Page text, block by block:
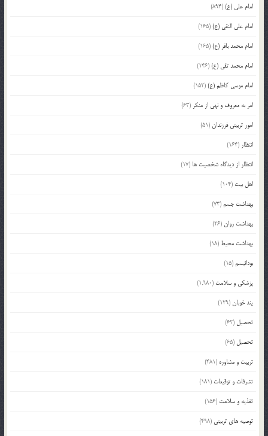
امام علی (ع)(894)
امام علی النقی (ع)(165)
امام محمد باقر (ع)(165)
امام محمد تقی (ع)(146)
امام موسی کاظم (ع)(152)
امر به معروف و نهی از منکر (63)
امور تربیتی فرزندان(51)
انتظار (164)
انتظار از دیدگاه شخصیت ها (17)
اهل بیت (104)
بهداشت جسم(73)
بهداشت روان(26)
بهداشت محیط (18)
بودائیسم(15)
پزشکی و سلامت (1,980)
پند خوبان(129)
تحصیل (62)
تحصیل (65)
تربیت و مشاوره (481)
تشرفات و توقیعات (181)
تغذیه و سلامت (156)
توصیه های تربیتی (498)